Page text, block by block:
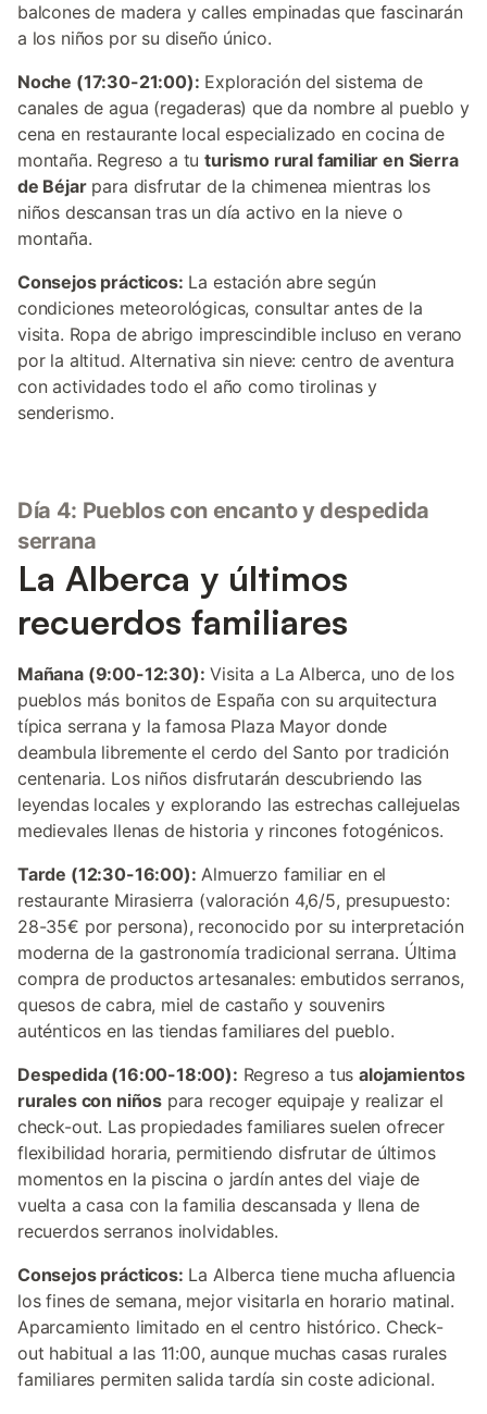
balcones de madera y calles empinadas que fascinarán
a los niños por su diseño único.
Noche (17:30-21:00): Exploración del sistema de
canales de agua (regaderas) que da nombre al pueblo y
cena en restaurante local especializado en cocina de
montaña. Regreso a tuturismo rural familiar en Sierra
de Béjarpara disfrutar de la chimenea mientras los
niños descansan tras un día activo en la nieve o
montaña.
Consejos prácticos: La estación abre según
condiciones meteorológicas, consultar antes de la
visita. Ropa de abrigo imprescindible incluso en verano
por la altitud. Alternativa sin nieve: centro de aventura
con actividades todo el año como tirolinas y
senderismo.
Día 4: Pueblos con encanto y despedida
serrana
La Alberca y últimos
recuerdos familiares
Mañana (9:00-12:30): Visita a La Alberca, uno de los
pueblos más bonitos de España con su arquitectura
típica serrana y la famosa Plaza Mayor donde
deambula libremente el cerdo del Santo por tradición
centenaria. Los niños disfrutarán descubriendo las
leyendas locales y explorando las estrechas callejuelas
medievales llenas de historia y rincones fotogénicos.
Tarde (12:30-16:00): Almuerzo familiar en el
restaurante Mirasierra (valoración 4,6/5, presupuesto:
28-35€ por persona), reconocido por su interpretación
moderna de la gastronomía tradicional serrana. Última
compra de productos artesanales: embutidos serranos,
quesos de cabra, miel de castaño y souvenirs
auténticos en las tiendas familiares del pueblo.
Despedida (16:00-18:00): Regreso a tusalojamientos
rurales con niños para recoger equipaje y realizar el
check-out. Las propiedades familiares suelen ofrecer
flexibilidad horaria, permitiendo disfrutar de últimos
momentos en la piscina o jardín antes del viaje de
vuelta a casa con la familia descansada y llena de
recuerdos serranos inolvidables.
Consejos prácticos: La Alberca tiene mucha afluencia
los fines de semana, mejor visitarla en horario matinal.
Aparcamiento limitado en el centro histórico. Check-
out habitual a las 11:00, aunque muchas casas rurales
familiares permiten salida tardía sin coste adicional.